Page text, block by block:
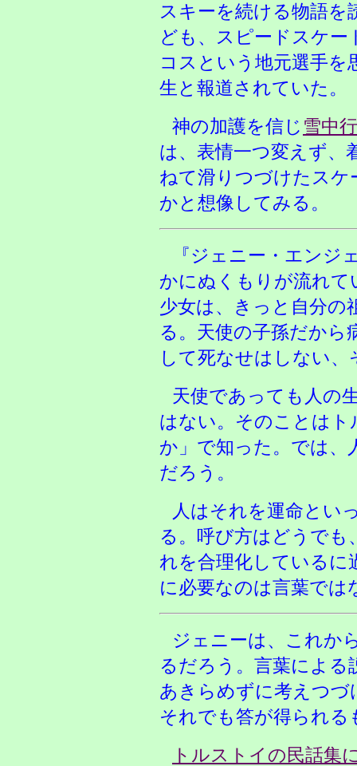
スキーを続ける物語
ども、スピードスケー
コスという地元選手を
生と報道されていた。
神の加護を信じ 雪中
は、表情一つ変えず、
ねて滑りつづけたス
かと想像してみる。
『ジェニー・エンジ
かにぬくもりが流れ
少女は、きっと自分の
る。天使の子孫だから
して死なせはしない
天使であっても人の
はない。そのことは
か」で知った。では、
だろう。
人はそれを運命とい
る。呼び方はどうでも
れを合理化しているに
に必要なのは言葉では
ジェニーは、これか
るだろう。言葉による
あきらめずに考えつ
それでも答が得られ
トルストイの民話集